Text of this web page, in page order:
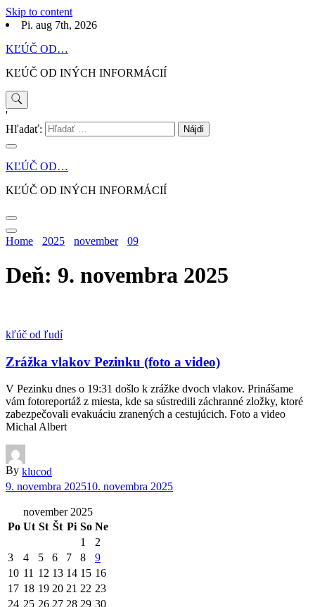
Skip to content
Pi. aug 7th, 2026
KĽÚČ OD…
KĽÚČ OD INÝCH INFORMÁCIÍ
'
Hľadať:
KĽÚČ OD…
KĽÚČ OD INÝCH INFORMÁCIÍ
Home 2025 november 09
Deň: 9. novembra 2025
kľúč od ľudí
Zrážka vlakov Pezinku (foto a video)
V Pezinku dnes o 19:31 došlo k zrážke dvoch vlakov. Prinášame
vám fotoreportáž z miesta, kde sa sústredili záchranné zložky, ktoré
zabezpečovali evakuáciu zranených a cestujúcich. Foto a video
Michal Albert
By klucod
9. novembra 202510. novembra 2025
november 2025
Po Ut St Št Pi So Ne
1
2
3
4 5 6 7 8
9
10 11 12 13 14 15 16
17 18 19 20 21 22 23
24 25 26 27 28 29 30